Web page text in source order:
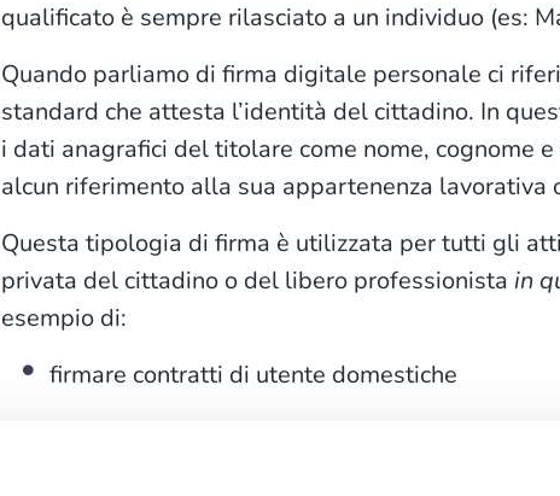
qualificato è sempre rilasciato a un individuo (es:
Quando parliamo di firma digitale personale ci
standard che attesta l’identità del cittadino. In
i dati anagrafici del titolare come nome, cognome
alcun riferimento alla sua appartenenza lavorativa
Questa tipologia di firma è utilizzata per tutti gli
privata del cittadino o del libero professionista in
esempio di:
firmare contratti di utente domestiche